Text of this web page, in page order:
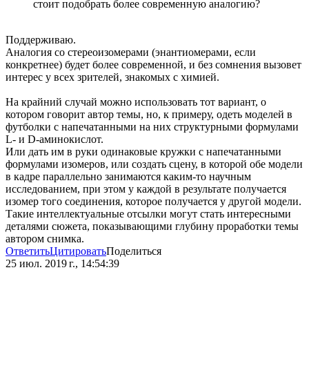
стоит подобрать более современную аналогию?
Поддерживаю.
Аналогия со стереоизомерами (энантиомерами, если
конкретнее) будет более современной, и без сомнения вызовет
интерес у всех зрителей, знакомых с химией.
На крайний случай можно использовать тот вариант, о
котором говорит автор темы, но, к примеру, одеть моделей в
футболки с напечатанными на них структурными формулами
L- и D-аминокислот.
Или дать им в руки одинаковые кружки с напечатанными
формулами изомеров, или создать сцену, в которой обе модели
в кадре параллельно занимаются каким-то научным
исследованием, при этом у каждой в результате получается
изомер того соединения, которое получается у другой модели.
Такие интеллектуальные отсылки могут стать интересными
деталями сюжета, показывающими глубину проработки темы
автором снимка.
ОтветитьЦитироватьПоделиться
25 июл. 2019 г., 14:54:39